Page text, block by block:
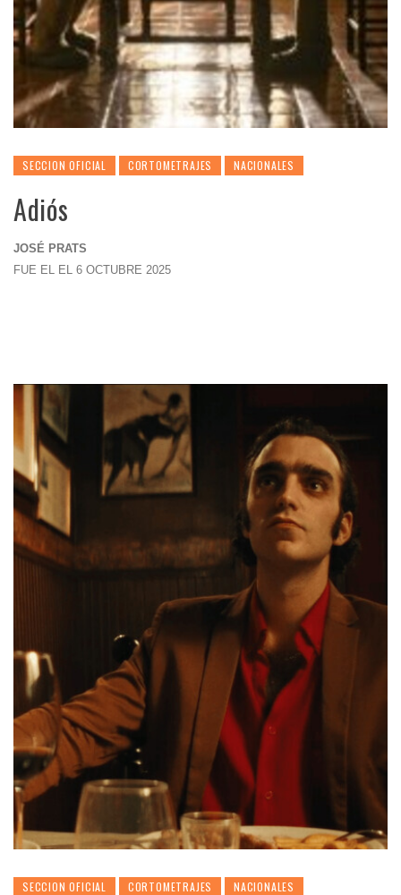
SECCION OFICIAL CORTOMETRAJES NACIONALES
Adiós
JOSÉ PRATS
FUE EL EL 6 OCTUBRE 2025
SECCION OFICIAL CORTOMETRAJES NACIONALES